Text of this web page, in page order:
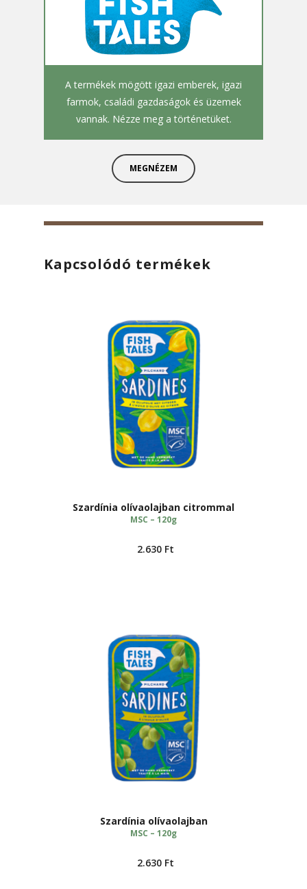
A termékek mögött igazi emberek, igazi
farmok, családi gazdaságok és üzemek
vannak. Nézze meg a történetüket.
MEGNÉZEM
Kapcsolódó termékek
Szardínia olívaolajban citrommal
MSC – 120g
2.630 Ft
Szardínia olívaolajban
MSC – 120g
2.630 Ft